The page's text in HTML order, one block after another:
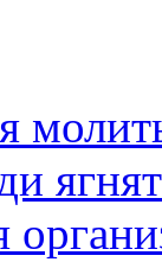
ягнят